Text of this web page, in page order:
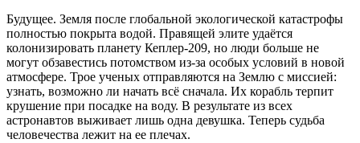
Будущее. Земля после глобальной экологической катастрофы
полностью покрыта водой. Правящей элите удаётся
колонизировать планету Кеплер-209, но люди больше не
могут обзавестись потомством из-за особых условий в новой
атмосфере. Трое ученых отправляются на Землю с миссией:
узнать, возможно ли начать всё сначала. Их корабль терпит
крушение при посадке на воду. В результате из всех
астронавтов выживает лишь одна девушка. Теперь судьба
человечества лежит на ее плечах.